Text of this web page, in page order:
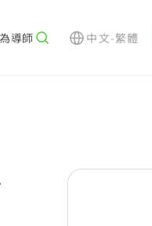
導師 中文-繁體